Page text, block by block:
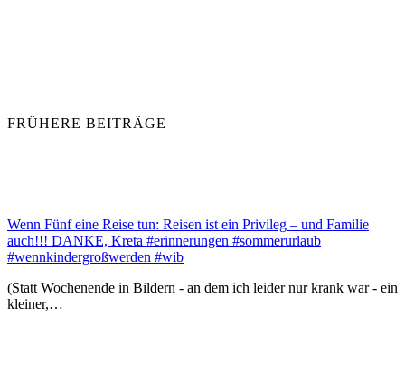
FRÜHERE BEITRÄGE
Wenn Fünf eine Reise tun: Reisen ist ein Privileg – und Familie
auch!!! DANKE, Kreta #erinnerungen #sommerurlaub
#wennkindergroßwerden #wib
(Statt Wochenende in Bildern - an dem ich leider nur krank war - ein
kleiner,…